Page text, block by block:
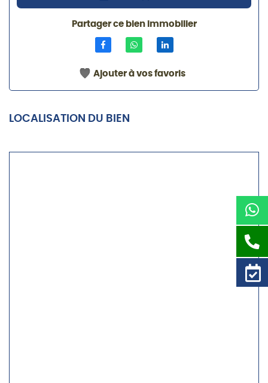
Partager ce bien immobilier
Ajouter à vos favoris
LOCALISATION DU BIEN